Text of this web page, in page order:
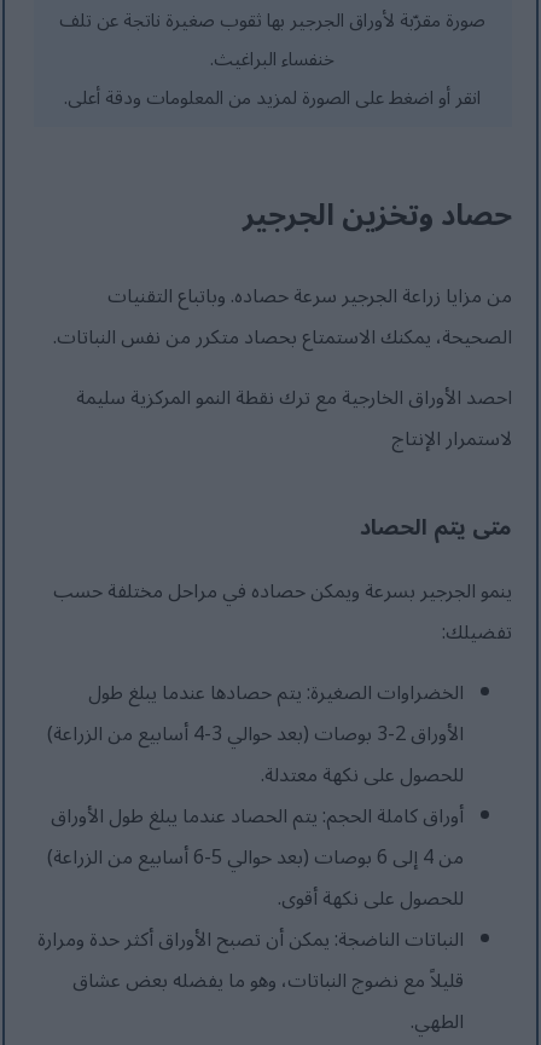
صورة مقرّبة لأوراق الجرجير بها ثقوب صغيرة ناتجة عن تلف
خنفساء البراغيث.
انقر أو اضغط على الصورة لمزيد من المعلومات ودقة أعلى.
حصاد وتخزين الجرجير
من مزايا زراعة الجرجير سرعة حصاده. وباتباع التقنيات
الصحيحة، يمكنك الاستمتاع بحصاد متكرر من نفس النباتات.
احصد الأوراق الخارجية مع ترك نقطة النمو المركزية سليمة
لاستمرار الإنتاج
متى يتم الحصاد
ينمو الجرجير بسرعة ويمكن حصاده في مراحل مختلفة حسب
تفضيلك:
الخضراوات الصغيرة: يتم حصادها عندما يبلغ طول
الأوراق 2-3 بوصات (بعد حوالي 3-4 أسابيع من الزراعة)
للحصول على نكهة معتدلة.
أوراق كاملة الحجم: يتم الحصاد عندما يبلغ طول الأوراق
من 4 إلى 6 بوصات (بعد حوالي 5-6 أسابيع من الزراعة)
للحصول على نكهة أقوى.
النباتات الناضجة: يمكن أن تصبح الأوراق أكثر حدة ومرارة
قليلاً مع نضوج النباتات، وهو ما يفضله بعض عشاق
الطهي.